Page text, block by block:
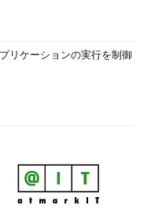
リケーションの実行を制御